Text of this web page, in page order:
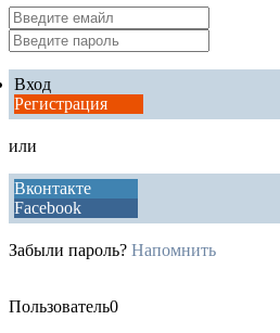
Вход
Регистрация
или
Вконтакте
Facebook
Забыли пароль? Напомнить
Пользователь0